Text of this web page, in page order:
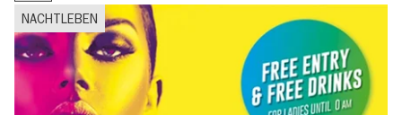
NACHTLEBEN